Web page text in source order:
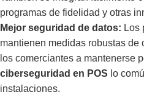
programas de fidelidad y otras
Mejor seguridad de datos: Los
mantienen medidas robustas de
los comerciantes a mantenerse
ciberseguridad en POS lo
instalaciones.